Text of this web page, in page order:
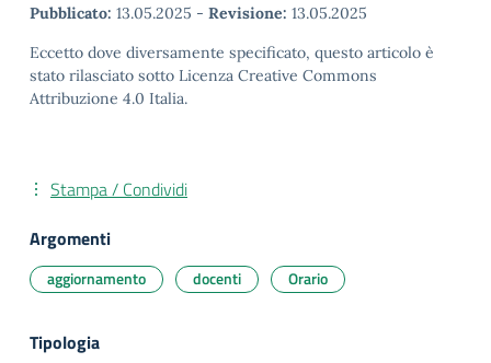
Pubblicato: 13.05.2025 - Revisione: 13.05.2025
Eccetto dove diversamente specificato, questo articolo è
stato rilasciato sotto Licenza Creative Commons
Attribuzione 4.0 Italia.
Stampa / Condividi
Argomenti
aggiornamento docenti Orario
Tipologia